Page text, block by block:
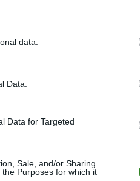
data.
Data.
Data for Targeted
Sale, and/or Sharing
Purposes for which it
81-
56-
26 40 12 64-
26 36 10 6 56-